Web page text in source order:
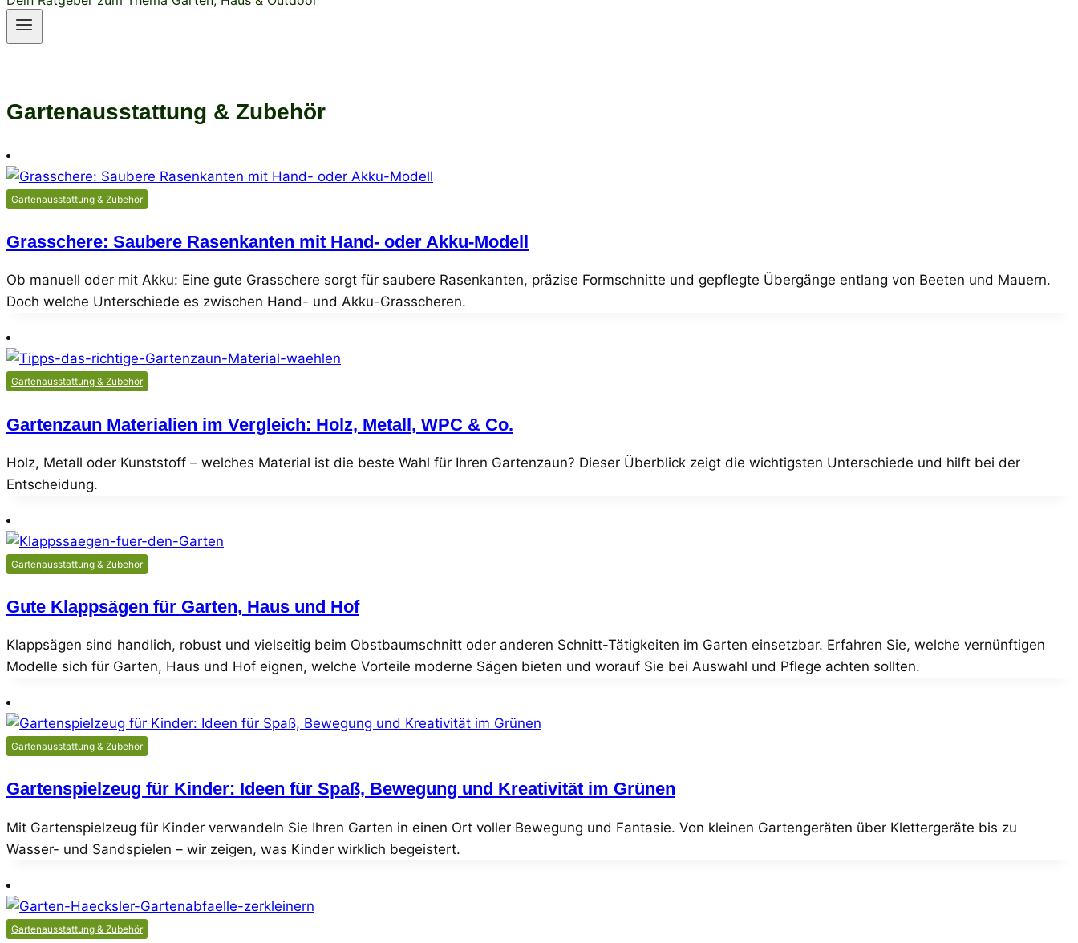
Gartenausstattung & Zubehör
Gartenausstattung & Zubehör
Grasschere: Saubere Rasenkanten mit Hand- oder Akku-Modell
Ob manuell oder mit Akku: Eine gute Grasschere sorgt für saubere Rasenkanten, präzise Formschnitte und gepflegte Übergänge entlang von Beeten und Mauern.
Doch welche Unterschiede es zwischen Hand- und Akku-Grasscheren.
Gartenausstattung & Zubehör
Gartenzaun Materialien im Vergleich: Holz, Metall, WPC & Co.
Holz, Metall oder Kunststoff – welches Material ist die beste Wahl für Ihren Gartenzaun? Dieser Überblick zeigt die wichtigsten Unterschiede und hilft bei der
Entscheidung.
Gartenausstattung & Zubehör
Gute Klappsägen für Garten, Haus und Hof
Klappsägen sind handlich, robust und vielseitig beim Obstbaumschnitt oder anderen Schnitt-Tätigkeiten im Garten einsetzbar. Erfahren Sie, welche vernünftigen
Modelle sich für Garten, Haus und Hof eignen, welche Vorteile moderne Sägen bieten und worauf Sie bei Auswahl und Pflege achten sollten.
Gartenausstattung & Zubehör
Gartenspielzeug für Kinder: Ideen für Spaß, Bewegung und Kreativität im Grünen
Mit Gartenspielzeug für Kinder verwandeln Sie Ihren Garten in einen Ort voller Bewegung und Fantasie. Von kleinen Gartengeräten über Klettergeräte bis zu
Wasser- und Sandspielen – wir zeigen, was Kinder wirklich begeistert.
Gartenausstattung & Zubehör